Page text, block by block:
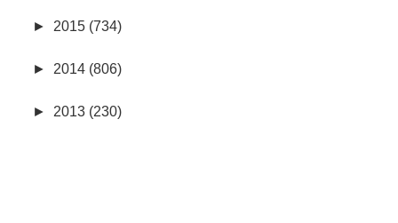
► 2015 (734)
► 2014 (806)
► 2013 (230)